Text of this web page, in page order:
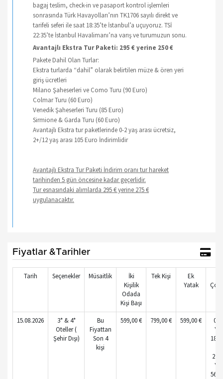
bagaj teslim, check-in ve pasaport kontrol işlemleri
sonrasında Türk Havayolları’nın TK1706 sayılı direkt ve
tarifeli seferi ile saat 18:35’te İstanbul’a uçuyoruz. TSİ
22:35’te İstanbul Havalimanı’na varış ve turumuzun sonu.
Avantajlı Ekstra Tur Paketi: 295 € yerine 250 €
Pakete Dahil Olan Turlar:
Ekstra turlarda “dahil” olarak belirtilen müze & ören yeri
giriş ücretleri
Milano Şaheserleri ve Como Turu (90 Euro)
Colmar Turu (60 Euro)
Venedik Şaheserleri Turu (85 Euro)
Sirmione & Garda Turu (60 Euro)
Avantajlı Ekstra tur paketlerinde 0-2 yaş arası ücretsiz,
2+/12 yaş arası 105 Euro İndirimlidir
Avantajlı Ekstra Tur Paketi İndirim oranı tur hareket
tarihinden 5 gün öncesine kadar geçerlidir.
Tur esnasındaki alımlarda 295 € yerine 275 €
uygulanacaktır.
Fiyatlar &Tarihler
Tarih Seçenekler Müsaitlik
İki
Kişilik
Odada
Kişi Başı
Tek Kişi
Ek
Yatak
15.08.2026
3* & 4*
Oteller (
Şehir Dışı)
Bu
Fiyattan
Son 4
kişi
599,00€ 799,00€ 599,00€
0 -
Yaş
2 -
Yaş